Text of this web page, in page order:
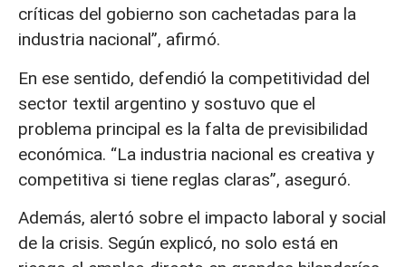
críticas del gobierno son cachetadas para la
industria nacional”, afirmó.
En ese sentido, defendió la competitividad del
sector textil argentino y sostuvo que el
problema principal es la falta de previsibilidad
económica. “La industria nacional es creativa y
competitiva si tiene reglas claras”, aseguró.
Además, alertó sobre el impacto laboral y social
de la crisis. Según explicó, no solo está en